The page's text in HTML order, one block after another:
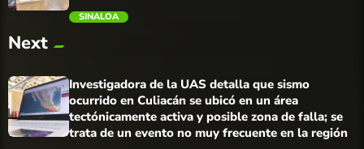
SINALOA
Next
Investigadora de la UAS detalla que sismo
ocurrido en Culiacán se ubicó en un área
tectónicamente activa y posible zona de falla; se
trata de un evento no muy frecuente en la región